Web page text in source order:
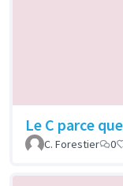
Le C parce
C. Forestier 0